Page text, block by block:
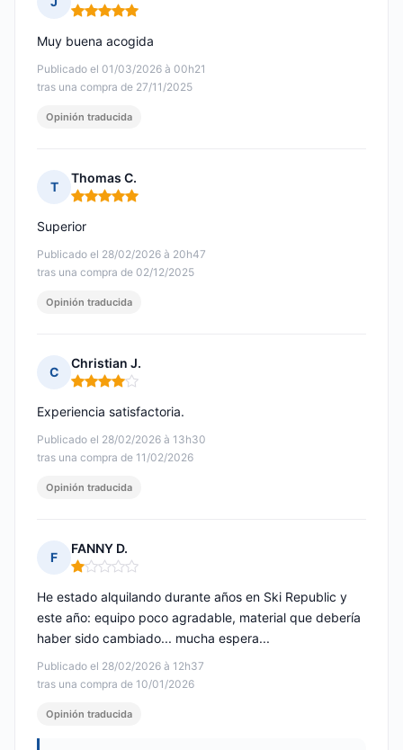
Nota: 5 de 5
Publicado el 01/03/2026 à 00h21
tras una compra de 27/11/2025
Muy buena acogida
Opinión traducida
T
Thomas C.
Nota: 5 de 5
Publicado el 28/02/2026 à 20h47
tras una compra de 02/12/2025
Superior
Opinión traducida
C
Christian J.
Nota: 4 de 5
Publicado el 28/02/2026 à 13h30
tras una compra de 11/02/2026
Experiencia satisfactoria.
Opinión traducida
F
FANNY D.
Nota: 1 de 5
Publicado el 28/02/2026 à 12h37
tras una compra de 10/01/2026
He estado alquilando durante años en Ski Republic y
este año: equipo poco agradable, material que debería
haber sido cambiado... mucha espera...
Opinión traducida